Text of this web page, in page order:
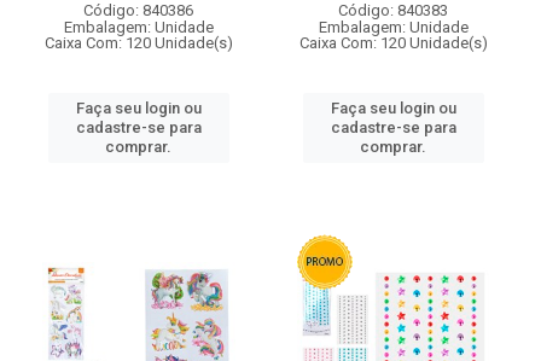
Código: 840386
Embalagem: Unidade
Caixa Com: 120 Unidade(s)
Faça seu login ou
cadastre-se para
comprar.
Código: 840383
Embalagem: Unidade
Caixa Com: 120 Unidade(s)
Faça seu login ou
cadastre-se para
comprar.